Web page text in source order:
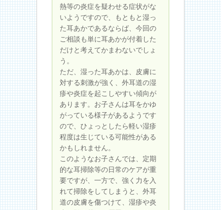
熱等の炎症を疑わせる症状がな
いようですので、もともと湿っ
た耳あかであるならば、今回の
ご相談も単に耳あかが付着した
だけと考えてかまわないでしょ
う。
ただ、湿った耳あかは、皮膚に
対する刺激が強く、外耳道の湿
疹や炎症を起こしやすい傾向が
あります。お子さんは耳をかゆ
がっている様子があるようです
ので、ひょっとしたら軽い湿疹
程度は生じている可能性がある
かもしれません。
このようなお子さんでは、定期
的な耳掃除等の日常のケアが重
要ですが、一方で、強く力を入
れて掃除をしてしまうと、外耳
道の皮膚を傷つけて、湿疹や炎